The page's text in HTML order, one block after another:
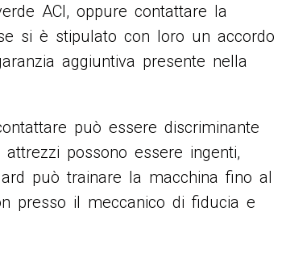
ACI, oppure contattare la
si è stipulato con loro un accordo
aggiuntiva presente nella
può essere discriminante
possono essere ingenti,
può trainare la macchina fino al
presso il meccanico di fiducia e